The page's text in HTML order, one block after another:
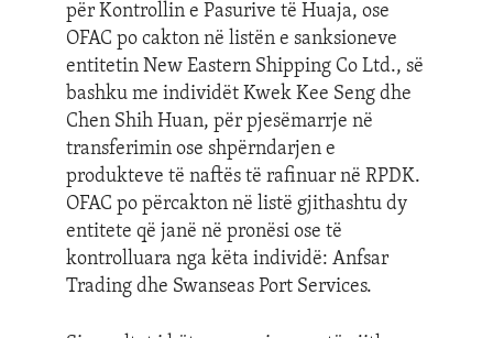
për Kontrollin e Pasurive të Huaja, ose
OFAC po cakton në listën e sanksioneve
entitetin New Eastern Shipping Co Ltd., së
bashku me individët Kwek Kee Seng dhe
Chen Shih Huan, për pjesëmarrje në
transferimin ose shpërndarjen e
produkteve të naftës të rafinuar në RPDK.
OFAC po përcakton në listë gjithashtu dy
entitete që janë në pronësi ose të
kontrolluara nga këta individë: Anfsar
Trading dhe Swanseas Port Services.